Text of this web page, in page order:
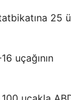
25
uçağının